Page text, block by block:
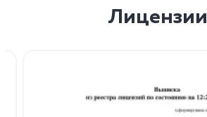
Лицензии